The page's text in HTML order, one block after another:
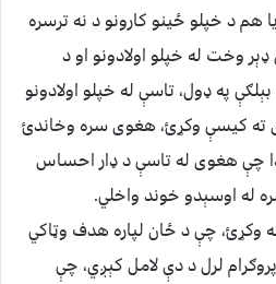
هم د خپلو ځينو کارونو د نه ترسره
وخت له خپلو اولادونو او د
په ډول، تاسې له خپلو اولادونو
ته کیسې وکړئ، هغوی سره وخاندئ
چې هغوی له تاسې د ډار احساس
له اوسېدو خوند واخلي.
وکړئ، چې د ځان لپاره هدف وټاکي
لرل د دې لامل کېږي، چې